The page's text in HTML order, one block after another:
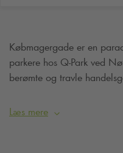
Købmagergade er en
parkere hos Q-Park ved
berømte og travle
Læs mere